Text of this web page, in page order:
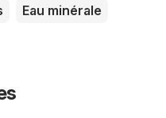
Eau minérale